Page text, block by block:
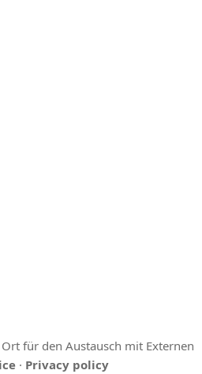
für den Austausch mit Externen
· Privacy policy